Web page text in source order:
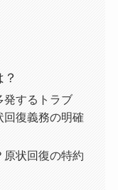
発するトラブ
回復義務の明確
原状回復の特約